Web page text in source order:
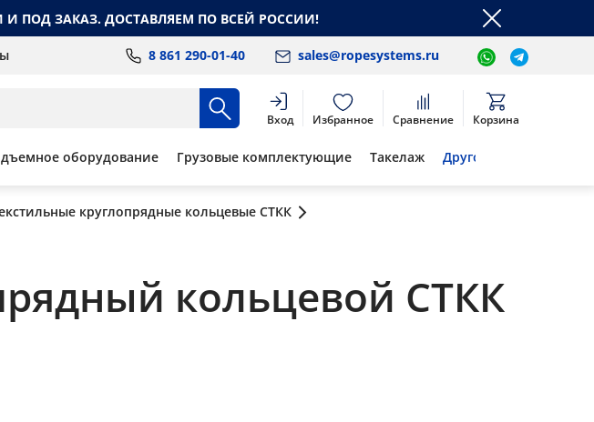
ПОД ЗАКАЗ. ДОСТАВЛЯЕМ ПО ВСЕЙ РОССИИ!
8 861 290-01-40 sales@ropesystems.ru
Вход Избранное Сравнение Корзина
оборудование Грузовые комплектующие Такелаж Другое
круглопрядные кольцевые СТКК
кольцевой СТКК